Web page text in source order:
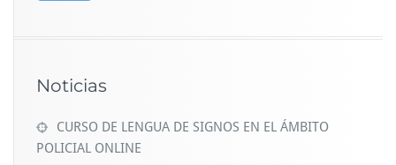
Noticias
CURSO DE LENGUA DE SIGNOS EN EL ÁMBITO
POLICIAL ONLINE